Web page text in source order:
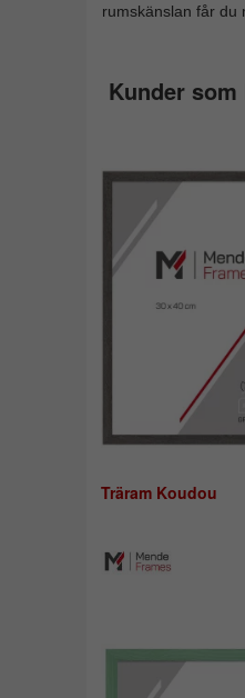
rumskänslan får du
Kunder
Träram Koudou